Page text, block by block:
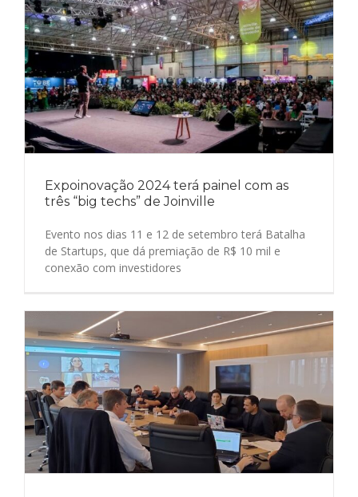
Expoinovação 2024 terá painel com as
três “big techs” de Joinville
Evento nos dias 11 e 12 de setembro terá Batalha
de Startups, que dá premiação de R$ 10 mil e
conexão com investidores